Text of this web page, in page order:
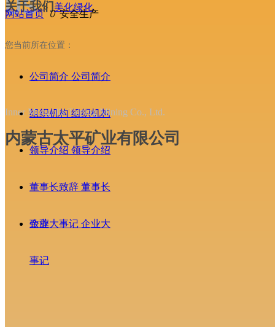
美化绿化
US
关于我们
网站首页 ꄲ 安全生产
您当前所在位置：
公司简介 公司简介
组织机构 组织机构
领导介绍 领导介绍
董事长致辞 董事长
致辞
企业大事记 企业大
事记
Inner Mongolia Taiping Mining Co., Ltd.
内蒙古太平矿业有限公司